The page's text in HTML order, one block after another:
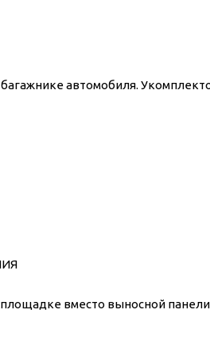
автомобиля.
вместо выносной панели